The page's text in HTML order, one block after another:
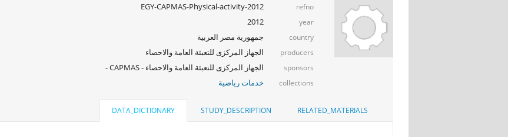
refno
EGY-CAPMAS-Physical-activity-2012
year
2012
country جمهورية مصر العربية
producers الجهاز المركزى للتعبئة العامة والاحصاء
sponsors الجهاز المركزى للتعبئة العامة والاحصاء - CAPMAS -
collections خدمات رياضية
RELATED_MATERIALS
STUDY_DESCRIPTION
DATA_DICTIONARY